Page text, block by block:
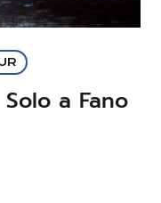
a Fano